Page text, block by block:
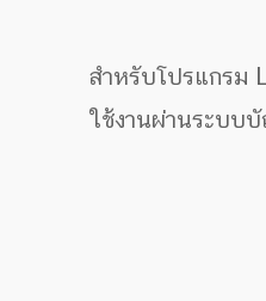
สำหรับโปรแกรม
ใช้งานผ่านระบบ